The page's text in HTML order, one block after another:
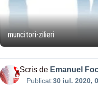
muncitori-zilieri
Scris de Emanuel
Publicat:30 iul. 2020,